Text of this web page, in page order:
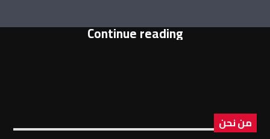
Continue reading
من نحن